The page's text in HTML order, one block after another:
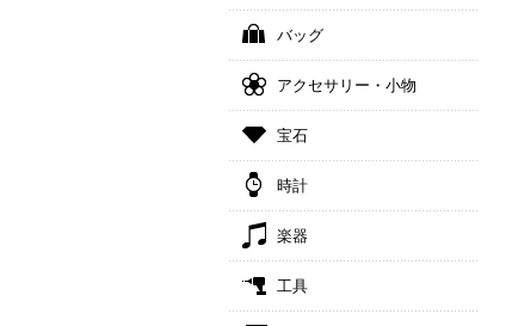
バッグ
アクセサリー・小物
宝石
時計
楽器
工具